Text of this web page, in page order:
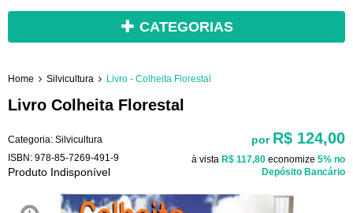
CATEGORIAS
Home Silvicultura Livro - Colheita Florestal
Livro Colheita Florestal
Categoria: Silvicultura
ISBN: 978-85-7269-491-9
Produto Indisponível
por R$ 124,00
à vista R$ 117,80 economize 5% no
Depósito Bancário